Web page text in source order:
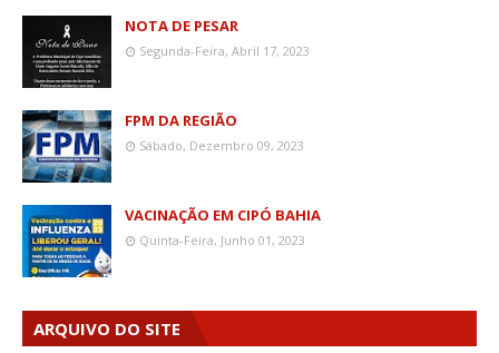
NOTA DE PESAR
Segunda-Feira, Abril 17, 2023
FPM DA REGIÃO
Sábado, Dezembro 09, 2023
VACINAÇÃO EM CIPÓ BAHIA
Quinta-Feira, Junho 01, 2023
ARQUIVO DO SITE